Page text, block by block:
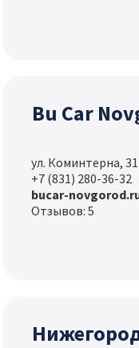
Bu Car
ул. Коминтерна, 31
+7 (831) 280-36-32
bucar-
Отзывов: 5